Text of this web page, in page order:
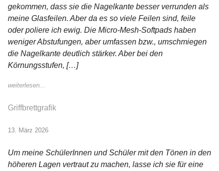
gekommen, dass sie die Nagelkante besser verrunden als
meine Glasfeilen. Aber da es so viele Feilen sind, feile
oder poliere ich ewig. Die Micro-Mesh-Softpads haben
weniger Abstufungen, aber umfassen bzw., umschmiegen
die Nagelkante deutlich stärker. Aber bei den
Körnungsstufen, […]
weiterlesen...
Griffbrettgrafik
13. März 2026
Um meine SchülerInnen und Schüler mit den Tönen in den
höheren Lagen vertraut zu machen, lasse ich sie für eine